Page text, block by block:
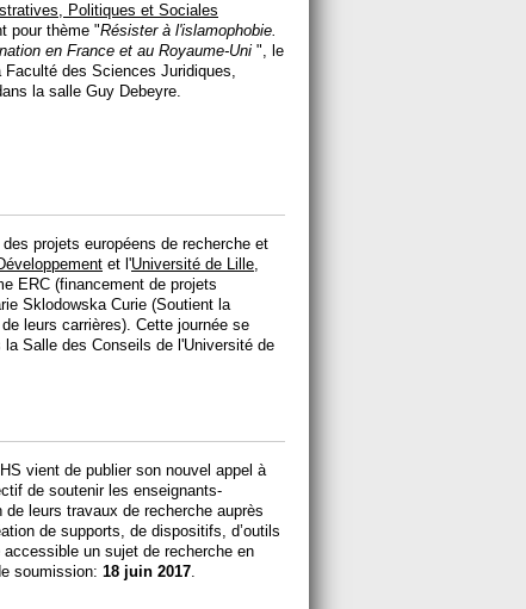
Politiques et Sociales
pour thème "Résister à l'islamophobie.
en France et au Royaume-Uni ", le
Faculté des Sciences Juridiques,
la salle Guy Debeyre.
projets européens de recherche et
et l'Université de Lille,
ERC (financement de projets
Sklodowska Curie (Soutient la
leurs carrières). Cette journée se
la Salle des Conseils de l'Université de
vient de publier son nouvel appel à
de soutenir les enseignants-
leurs travaux de recherche auprès
de supports, de dispositifs, d’outils
un sujet de recherche en
soumission: 18 juin 2017.